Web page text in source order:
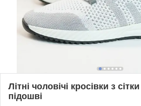
Літні чоловічі кросівки з
підошві